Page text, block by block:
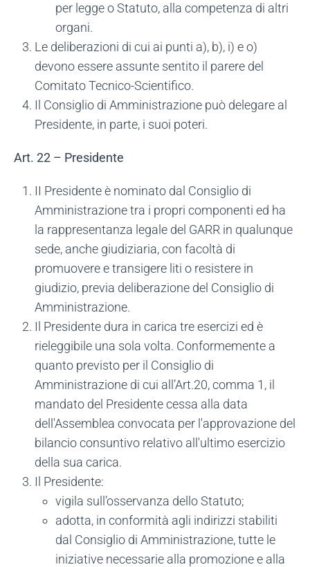
per legge o Statuto, alla competenza di altri
organi.
Le deliberazioni di cui ai punti a), b), i) e o)
devono essere assunte sentito il parere del
Comitato Tecnico-Scientifico.
Il Consiglio di Amministrazione può delegare al
Presidente, in parte, i suoi poteri.
Art. 22 – Presidente
II Presidente è nominato dal Consiglio di
Amministrazione tra i propri componenti ed ha
la rappresentanza legale del GARR in qualunque
sede, anche giudiziaria, con facoltà di
promuovere e transigere liti o resistere in
giudizio, previa deliberazione del Consiglio di
Amministrazione.
Il Presidente dura in carica tre esercizi ed è
rieleggibile una sola volta. Conformemente a
quanto previsto per il Consiglio di
Amministrazione di cui all’Art.20, comma 1, il
mandato del Presidente cessa alla data
dell'Assemblea convocata per l'approvazione del
bilancio consuntivo relativo all'ultimo esercizio
della sua carica.
Il Presidente:
vigila sull’osservanza dello Statuto;
adotta, in conformità agli indirizzi stabiliti
dal Consiglio di Amministrazione, tutte le
iniziative necessarie alla promozione e alla